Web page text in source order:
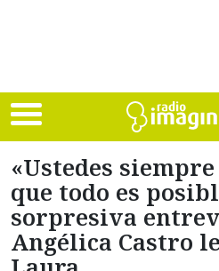
«Ustedes
que todo es
sorpresiva
Angélica Castro